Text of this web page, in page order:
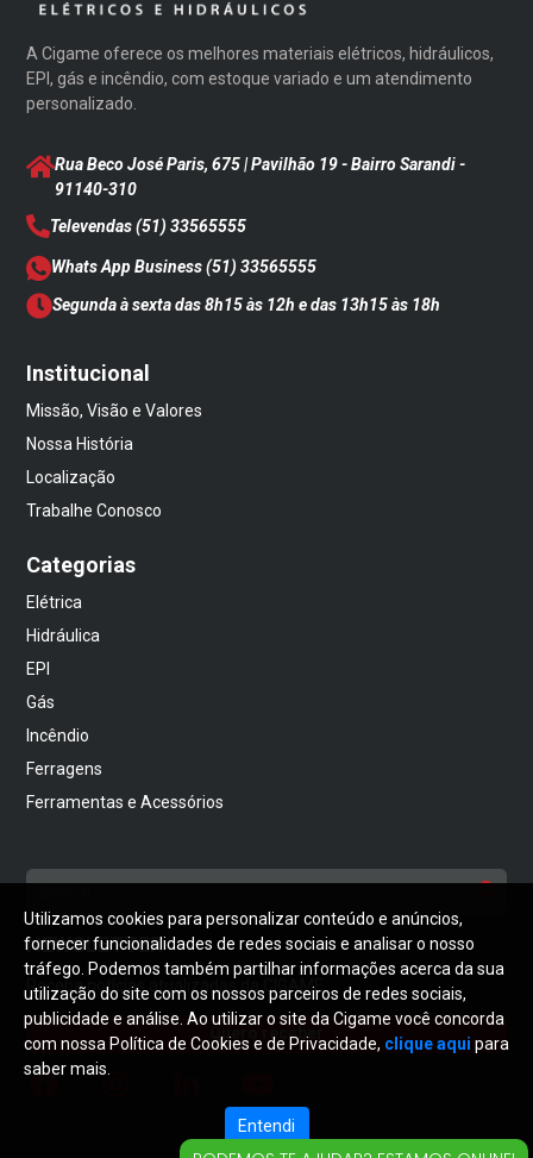
A Cigame oferece os melhores materiais elétricos, hidráulicos,
EPI, gás e incêndio, com estoque variado e um atendimento
personalizado.
Rua Beco José Paris, 675 | Pavilhão 19 - Bairro Sarandi-
91140-310
Televendas(51) 33565555
Whats App Business(51) 33565555
Segunda à sexta das 8h15 às 12h e das 13h15 às 18h
Institucional
Missão, Visão e Valores
Nossa História
Localização
Trabalhe Conosco
Categorias
Elétrica
Hidráulica
EPI
Gás
Incêndio
Ferragens
Ferramentas e Acessórios
NEWSLETTER
Receba notícias atualizadas da CIGAME
Quero receber
Utilizamos cookies para personalizar conteúdo e anúncios,
fornecer funcionalidades de redes sociais e analisar o nosso
tráfego. Podemos também partilhar informações acerca da sua
utilização do site com os nossos parceiros de redes sociais,
publicidade e análise. Ao utilizar o site da Cigame você concorda
com nossa Política de Cookies e de Privacidade, clique aqui para
saber mais.
Entendi